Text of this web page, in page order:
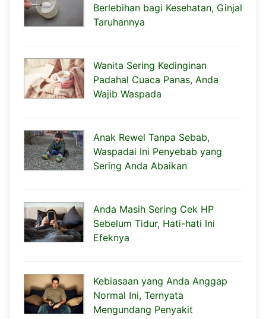
Berlebihan bagi Kesehatan, Ginjal
Taruhannya
Wanita Sering Kedinginan
Padahal Cuaca Panas, Anda
Wajib Waspada
Anak Rewel Tanpa Sebab,
Waspadai Ini Penyebab yang
Sering Anda Abaikan
Anda Masih Sering Cek HP
Sebelum Tidur, Hati-hati Ini
Efeknya
Kebiasaan yang Anda Anggap
Normal Ini, Ternyata
Mengundang Penyakit